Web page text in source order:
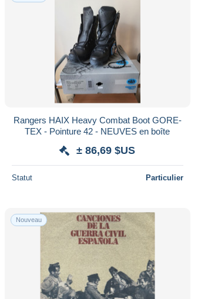
Rangers HAIX Heavy Combat Boot GORE-
TEX - Pointure 42 - NEUVES en boîte
± 86,69 $US
Statut Particulier
Nouveau